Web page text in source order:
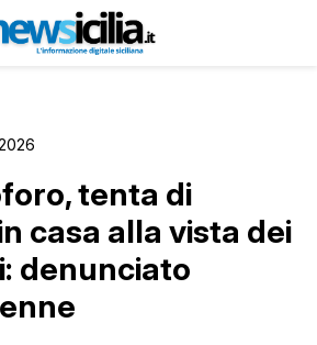
tenta di
casa alla vista dei
denunciato